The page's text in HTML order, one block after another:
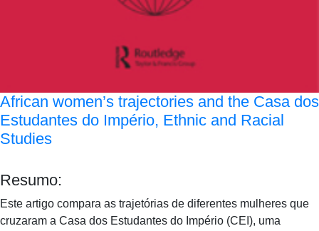
African women’s trajectories and the Casa dos
Estudantes do Império, Ethnic and Racial
Studies
Resumo:
Este artigo compara as trajetórias de diferentes mulheres que
cruzaram a Casa dos Estudantes do Império (CEI), uma